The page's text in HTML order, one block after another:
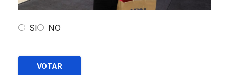
SI NO
VOTAR